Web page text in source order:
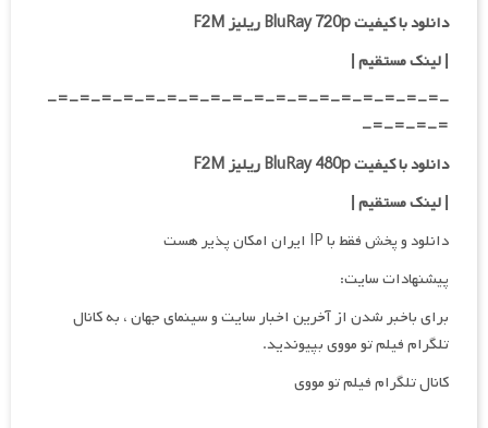
دانلود با کیفیت BluRay 720p ریلیز F2M
| لینک مستقیم|
-=-=-=-=-=-=-=-=-=-=-=-=-=-=-=-=-=-=-
=-=-=-=-
دانلود با کیفیت BluRay 480p ریلیز F2M
| لینک مستقیم|
دانلود و پخش فقط با IP ایران امکان پذیر هست
پیشنهادات سایت:
برای باخبر شدن از آخرین اخبار سایت و سینمای جهان ، به کانال
تلگرام فیلم تو مووی بپیوندید.
کانال تلگرام فیلم تو مووی